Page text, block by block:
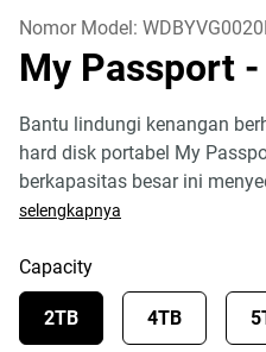
Nomor Model:
My Passport
Bantu lindungi kenangan
hard disk portabel My
berkapasitas besar ini
selengkapnya
Capacity
2TB 4TB